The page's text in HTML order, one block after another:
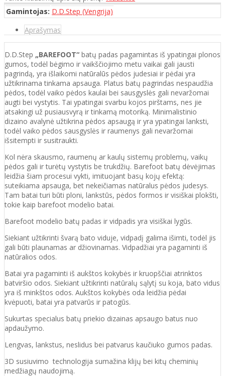
Gamintojas: D.D.Step (Vengrija)
Aprašymas
D.D.Step „BAREFOOT“ batų padas pagamintas iš ypatingai plonos
gumos, todėl bėgimo ir vaikščiojimo metu vaikai gali jausti
pagrindą, yra išlaikomi natūralūs pėdos judesiai ir pėdai yra
užtikrinama tinkama apsauga. Platus batų pagrindas nespaudžia
pėdos, todėl vaiko pėdos kaulai bei sausgyslės gali nevaržomai
augti bei vystytis. Tai ypatingai svarbu kojos pirštams, nes jie
atsakingi už pusiausvyrą ir tinkamą motoriką. Minimalistinio
dizaino avalynė užtikrina pėdos apsaugą ir yra ypatingai lanksti,
todėl vaiko pėdos sausgyslės ir raumenys gali nevaržomai
išsitempti ir susitraukti.
Kol nėra skausmo, raumenų ar kaulų sistemų problemų, vaikų
pėdos gali ir turėtų vystytis be trukdžių. Barefoot batų dėvėjimas
leidžia šiam procesui vykti, imituojant basų kojų efektą:
suteikiama apsauga, bet nekeičiamas natūralus pėdos judesys.
Tam batai turi būti ploni, lankstūs, pėdos formos ir visiškai plokšti,
tokie kaip barefoot modelio batai.
Barefoot modelio batų padas ir vidpadis yra visiškai lygūs.
Siekiant užtikrinti švarą bato viduje, vidpadį galima išimti, todėl jis
gali būti plaunamas ar džiovinamas. Vidpadžiai yra pagaminti iš
natūralios odos.
Batai yra pagaminti iš aukštos kokybės ir kruopščiai atrinktos
batviršio odos. Siekiant užtikrinti natūralų sąlytį su koja, bato vidus
yra iš minkštos odos. Aukštos kokybės oda leidžia pėdai
kvėpuoti, batai yra patvarūs ir patogūs.
Sukurtas specialus batų priekio dizainas apsaugo batus nuo
apdaužymo.
Lengvas, lankstus, neslidus bei patvarus kaučiuko gumos padas.
3D susiuvimo technologija sumažina klijų bei kitų cheminių
medžiagų naudojimą.